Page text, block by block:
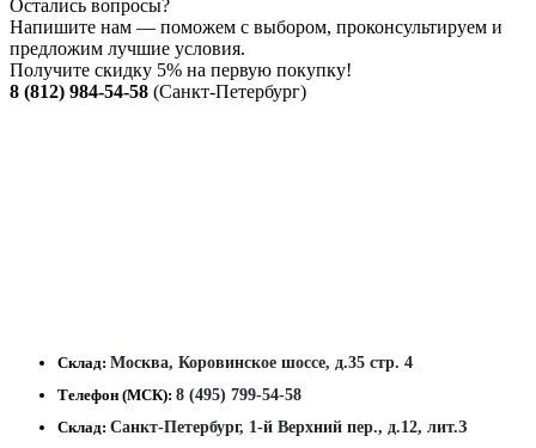
Остались вопросы?
Напишите нам — поможем с выбором, проконсультируем и
предложим лучшие условия.
Получите скидку 5% на первую покупку!
8 (812) 984-54-58 (Санкт-Петербург)
Склад: Москва, Коровинское шоссе, д.35 стр. 4
Телефон (МСК): 8 (495) 799-54-58
Склад: Санкт-Петербург, 1-й Верхний пер., д.12, лит.З